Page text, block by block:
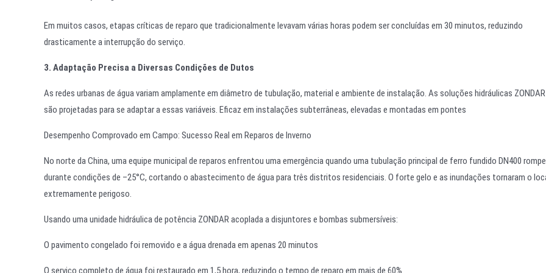
Em muitos casos, etapas críticas de reparo que tradicionalmente levavam várias horas podem ser concluídas em 30 minutos, reduzindo
drasticamente a interrupção do serviço.
3. Adaptação Precisa a Diversas Condições de Dutos
As redes urbanas de água variam amplamente em diâmetro de tubulação, material e ambiente de instalação. As soluções hidráulicas ZONDAR
são projetadas para se adaptar a essas variáveis. Eficaz em instalações subterrâneas, elevadas e montadas em pontes
Desempenho Comprovado em Campo: Sucesso Real em Reparos de Inverno
No norte da China, uma equipe municipal de reparos enfrentou uma emergência quando uma tubulação principal de ferro fundido DN400
durante condições de –25°C, cortando o abastecimento de água para três distritos residenciais. O forte gelo e as inundações tornaram o
extremamente perigoso.
Usando uma unidade hidráulica de potência ZONDAR acoplada a disjuntores e bombas submersíveis:
O pavimento congelado foi removido e a água drenada em apenas 20 minutos